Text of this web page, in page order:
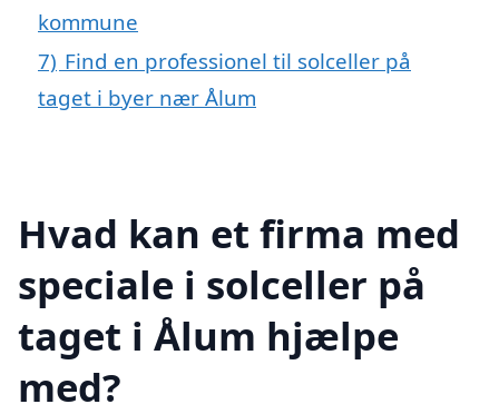
kommune
7) Find en professionel til solceller på
taget i byer nær Ålum
Hvad kan et firma med
speciale i solceller på
taget i Ålum hjælpe
med?